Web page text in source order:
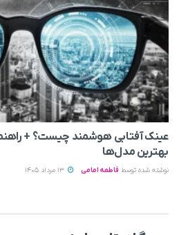
عینک آفتابی هوشمند چیست؟ +
بهترین مدل‌ها
نوشته شده توسط فاطمه امامی